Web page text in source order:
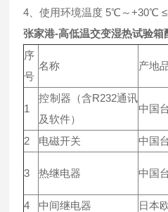
4、使用环境温度 5℃～+30℃
张家港-高低温交变湿热试验箱
序
号
名称 产地
1
控制器（含R232通讯
及软件）
中国
2 电磁开关 中国
3 热继电器 中国
4
中间继电器 日本